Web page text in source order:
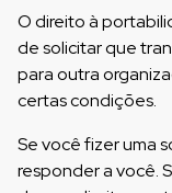
O direito à
de solicitar que
para outra
certas condições.
Se você fizer uma
responder a você.